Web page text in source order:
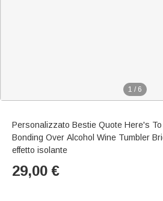
1 / 6
Personalizzato Bestie Quote Here's
Bonding Over Alcohol Wine Tumbler
effetto isolante
29,00 €